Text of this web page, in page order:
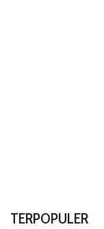
TERPOPULER